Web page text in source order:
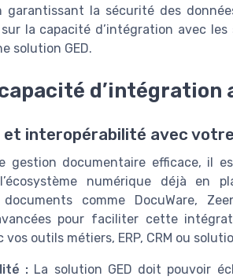
garantissant la sécurité des
la capacité d’intégration avec
solution GED.
et interopérabilité avec
gestion documentaire efficace, il
numérique déjà en
comme DocuWare,
pour faciliter cette
vos outils métiers, ERP, CRM ou
: La solution GED doit pouvoir